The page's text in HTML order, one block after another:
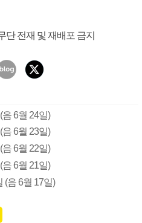
단 전재 및 재배포 금지
음 6월 24일)
6월 23일)
음 6월 22일)
음 6월 21일)
(음 6월 17일)